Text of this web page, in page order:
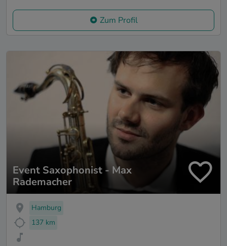
Zum Profil
Event Saxophonist - Max
Rademacher
Hamburg
137 km